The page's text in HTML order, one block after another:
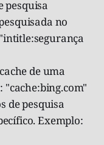
pesquisa
no
de uma
"cache:bing.com"
de pesquisa
Exemplo: